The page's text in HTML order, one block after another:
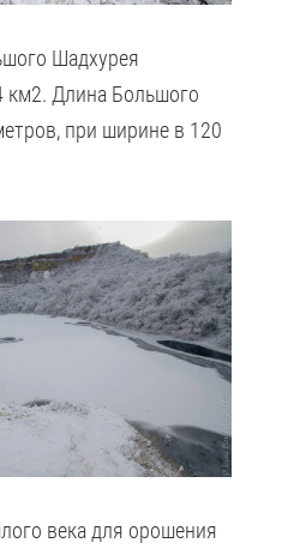
Шадхурея
км2. Длина Большого
при ширине в 120
века для орошения